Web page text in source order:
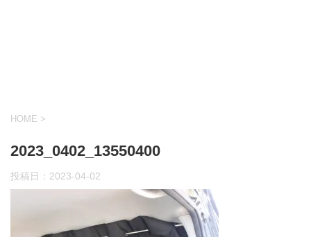
HOME >
2023_0402_13550400
投稿日： 2023-04-02